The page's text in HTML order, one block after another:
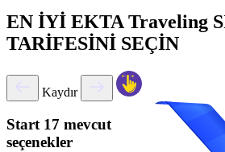
EN İYİ EKTA Traveling
TARİFESİNİ SEÇİN
Kaydır
Start 17 mevcut
seçenekler